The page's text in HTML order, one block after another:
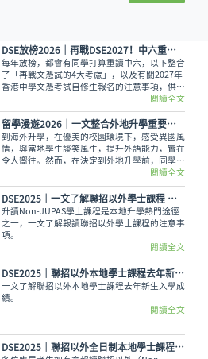
DSE放榜2026│再戰DSE2027！中六重讀專區
每年放榜，都會有同學打算重讀中六，以下整合
了「再戰文憑試的4大考慮」，以及有關2027年
香港中學文憑考試自修生報名的注意事項，供同
學參考，同時可向老師或專業人士查詢，深思熟
慮自己是否適合走這條路！
閱讀全文
留學漫遊2026｜一文整合外地升學重要情報 留學資訊
到海外升學，在優美的校園環境下，感受異國風
情，與當地學生談笑風生，提升外語能力，實在
令人嚮往。然而，在決定到外地升學前，同學務
必考慮以下各項因素及留學資訊才作出決定，留
學漫遊為大家整合留學的重要資訊。
閱讀全文
DSE2025｜一文了解聯招以外學士課程 報讀注意事項
升讀Non-JUPAS學士課程是本地升學熱門途徑
之一，一文了解報讀聯招以外學士課程的注意事
項。
閱讀全文
DSE2025｜聯招以外本地學士課程去年新生入學成績
一文了解聯招以外本地學士課程去年新生入學成
績。
閱讀全文
DSE2025│聯招以外全日制本地學士課程一覽（Non-JUPAS）